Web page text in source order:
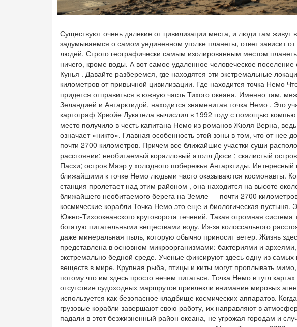
Существуют очень далекие от цивилизации места, и люди там живут
задумываемся о самом уединенном уголке планеты, ответ зависит
людей. Строго географически самым изолированным местом
ничего, кроме воды. А вот самое удаленное человеческое поселение
Кунья . Давайте разберемся, где находятся эти экстремальные
километров от привычной цивилизации. Где находится точка Немо
придется отправиться в южную часть Тихого океана. Именно там,
Зеландией и Антарктидой, находится знаменитая точка Немо . Это
картограф Хрвойе Лукатела вычислил в 1992 году с помощью
место получило в честь капитана Немо из романов Жюля Верна,
означает «никто». Главная особенность этой зоны в том, что от нее
почти 2700 километров. Причем все ближайшие участки суши
расстоянии: необитаемый коралловый атолл Дюси ; скалистый
Пасхи; остров Маэр у холодного побережья Антарктиды. Интересный
ближайшими к точке Немо людьми часто оказываются космонавты.
станция пролетает над этим районом , она находится на высоте
ближайшего необитаемого берега на Земле — почти 2700
космические корабли Точка Немо это еще и биологическая пустыня.
Южно-Тихоокеанского круговорота течений. Такая огромная система
богатую питательными веществами воду. Из-за колоссального
даже минеральная пыль, которую обычно приносит ветер. Жизнь
представлена в основном микроорганизмами: бактериями и
экстремально бедной среде. Ученые фиксируют здесь одну из самых
веществ в мире. Крупная рыба, птицы и киты могут проплывать
потому что им здесь просто нечем питаться. Точка Немо в гугл
отсутствие судоходных маршрутов привлекли внимание мировых
используется как безопасное кладбище космических аппаратов.
грузовые корабли завершают свою работу, их направляют в
падали в этот безжизненный район океана, не угрожая городам и